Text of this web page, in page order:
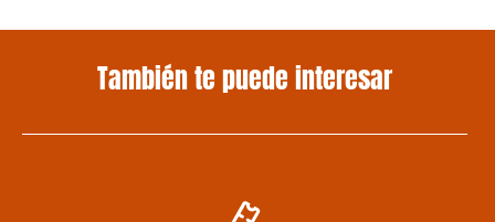
También te puede interesar